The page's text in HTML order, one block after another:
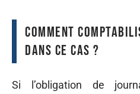
Comment
dans ce cas ?
Si l’obligation de